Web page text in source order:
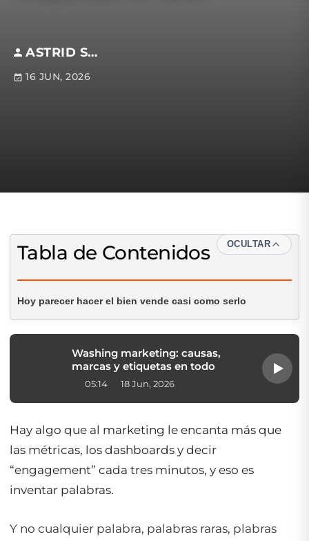
ASTRID SOTOMAYOR
16 JUN, 2026
Tabla de Contenidos OCULTAR
Hoy parecer hacer el bien vende casi como serlo
Washing marketing: causas,
marcas y etiquetas en todo
05:14 18 Jun, 2026
Hay algo que al marketing le encanta más que
las métricas, los dashboards y decir
“engagement” cada tres minutos, y eso es
inventar palabras.
Y no cualquier palabra, palabras raras, plabras